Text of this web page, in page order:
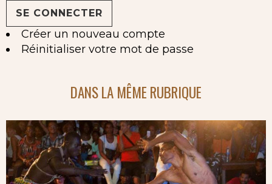
Créer un nouveau compte
Réinitialiser votre mot de passe
DANS LA MÊME RUBRIQUE